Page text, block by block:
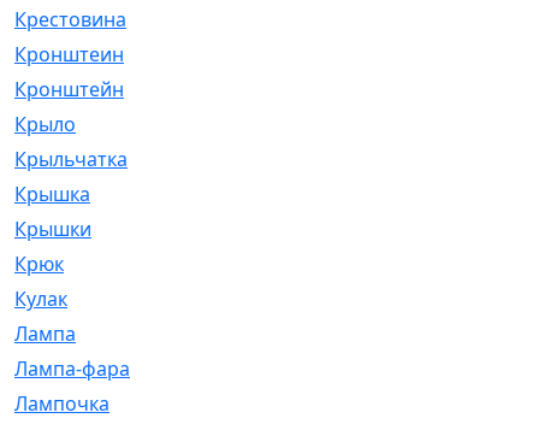
Крестовина
Кронштеин
Кронштейн
Крыло
Крыльчатка
Крышка
Крышки
Крюк
Кулак
Лампа
Лампа-фара
Лампочка